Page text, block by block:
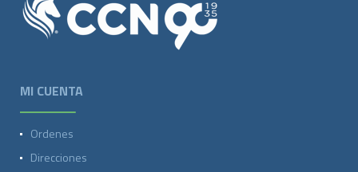
MI CUENTA
Ordenes
Direcciones